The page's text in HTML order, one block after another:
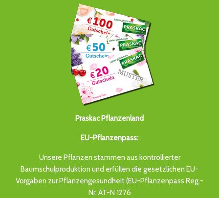
Praskac Pflanzenland
EU-Pflanzenpass:
Unsere Pflanzen stammen aus kontrollierter
Baumschulproduktion und erfüllen die gesetzlichen EU-
Vorgaben zur Pflanzengesundheit (EU-Pflanzenpass Reg.-
Nr. AT-N 1276